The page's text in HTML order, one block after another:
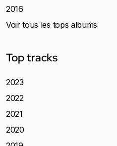
2016
Voir tous les tops albums
Top tracks
2023
2022
2021
2020